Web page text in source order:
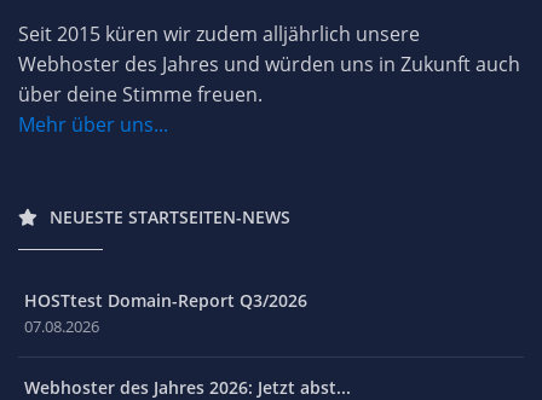
Seit 2015 küren wir zudem alljährlich unsere
Webhoster des Jahres und würden uns in Zukunft auch
über deine Stimme freuen.
Mehr über uns...
NEUESTE STARTSEITEN-NEWS
HOSTtest Domain-Report Q3/2026
07.08.2026
Webhoster des Jahres 2026: Jetzt abst...